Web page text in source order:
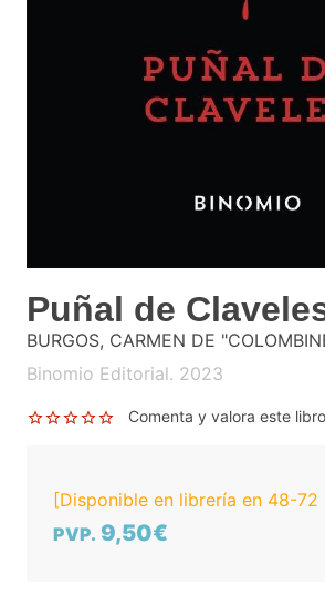
Puñal de
BURGOS, CARMEN DE
Binomio Editorial. 2023
Comenta y valora este libro
[Disponible en librería en 48-72
PVP. 9,50€